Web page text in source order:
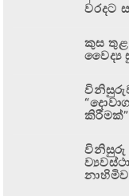
වරදට
කුස
වෛද්‍ය
කිරීමක්”
විනිසුරු